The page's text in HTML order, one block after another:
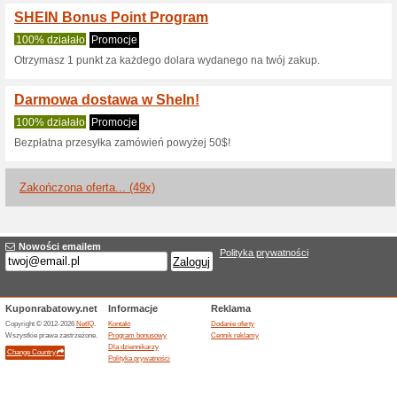
Promocja SHEIN do
100% działało Promocje
Sprawdź oferty promocyjne
taniej, nawet do 57 %.
Szybka wysyłka -
100% działało Promocje
Oferujemy produkty już od